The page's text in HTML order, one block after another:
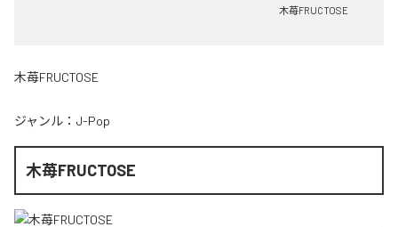
木苺FRUCTOSE
木苺FRUCTOSE
ジャンル： J-Pop
木苺FRUCTOSE